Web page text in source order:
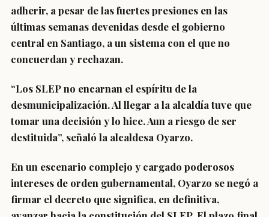
adherir, a pesar de las fuertes presiones en las
últimas semanas devenidas desde el gobierno
central en Santiago, a un sistema con el que no
concuerdan y rechazan.
“Los SLEP no encarnan el espíritu de la
desmunicipalización. Al llegar a la alcaldía tuve que
tomar una decisión y lo hice. Aun a riesgo de ser
destituida”, señaló la alcaldesa Oyarzo.
En un escenario complejo y cargado poderosos
intereses de orden gubernamental, Oyarzo se negó a
firmar el decreto que significa, en definitiva,